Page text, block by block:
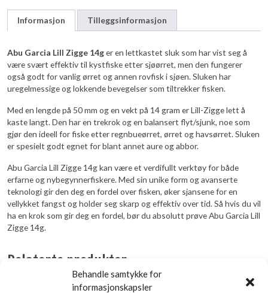
Behandle samtykke for
informasjonskapsler
Informasjon Tilleggsinformasjon
Abu Garcia Lill Zigge 14ger en lettkastet sluk som har vist seg å
være svært effektiv til kystfiske etter sjøørret, men den fungerer
også godt for vanlig ørret og annen rovfisk i sjøen. Sluken har
uregelmessige og lokkende bevegelser som tiltrekker fisken.
Med en lengde på 50 mm og en vekt på 14 gram er Lill-Zigge lett å
kaste langt. Den har en trekrok og en balansert flyt/sjunk, noe som
gjør den ideell for fiske etter regnbueørret, ørret og havsørret. Sluken
er spesielt godt egnet for blant annet aure og abbor.
Abu Garcia Lill Zigge 14g kan være et verdifullt verktøy for både
erfarne og nybegynnerfiskere. Med sin unike form og avanserte
teknologi gir den deg en fordel over fisken, øker sjansene for en
vellykket fangst og holder seg skarp og effektiv over tid. Så hvis du vil
ha en krok som gir deg en fordel, bør du absolutt prøve Abu Garcia Lill
Zigge 14g.
Relaterte produkter